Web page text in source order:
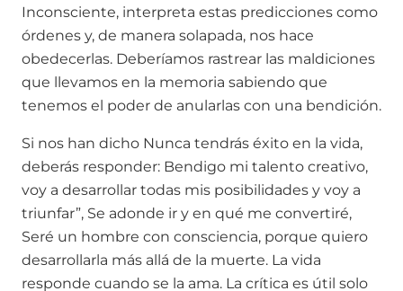
Inconsciente, interpreta estas predicciones como
órdenes y, de manera solapada, nos hace
obedecerlas. Deberíamos rastrear las maldiciones
que llevamos en la memoria sabiendo que
tenemos el poder de anularlas con una bendición.
Si nos han dicho Nunca tendrás éxito en la vida,
deberás responder: Bendigo mi talento creativo,
voy a desarrollar todas mis posibilidades y voy a
triunfar”, Se adonde ir y en qué me convertiré,
Seré un hombre con consciencia, porque quiero
desarrollarla más allá de la muerte. La vida
responde cuando se la ama. La crítica es útil solo